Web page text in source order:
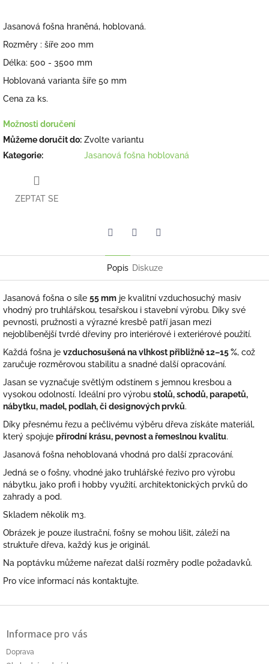
Jasanová fošna hraněná, hoblovaná.
Rozměry : šíře 200 mm
Délka: 500 - 3500 mm
Hoblovaná varianta šíře 50 mm
Cena za ks.
Možnosti doručení
Můžeme doručit do: Zvolte variantu
Kategorie: Jasanová fošna hoblovaná
ZEPTAT SE
Popis Diskuze
Jasanová fošna o síle 55 mm je kvalitní vzduchosuchý masiv
vhodný pro truhlářskou, tesařskou i stavební výrobu. Díky své
pevnosti, pružnosti a výrazné kresbě patří jasan mezi
nejoblíbenější tvrdé dřeviny pro interiérové i exteriérové použití.
Každá fošna je vzduchosušená na vlhkost přibližně 12–15 %, což
zaručuje rozměrovou stabilitu a snadné další opracování.
Jasan se vyznačuje světlým odstínem s jemnou kresbou a
vysokou odolností. Ideální pro výrobu stolů, schodů, parapetů,
nábytku, madel, podlah, či designových prvků.
Díky přesnému řezu a pečlivému výběru dřeva získáte materiál,
který spojuje přírodní krásu, pevnost a řemeslnou kvalitu.
Jasanová fošna nehoblovaná vhodná pro další zpracování.
Jedná se o fošny, vhodné jako truhlářské řezivo pro výrobu
nábytku, jako profi i hobby využití, architektonických prvků do
zahrady a pod.
Skladem několik m3.
Obrázek je pouze ilustrační, fošny se mohou lišit, záleží na
struktuře dřeva, každý kus je originál.
Na poptávku můžeme nařezat další rozměry podle požadavků.
Pro více informací nás kontaktujte.
Informace pro vás
Doprava